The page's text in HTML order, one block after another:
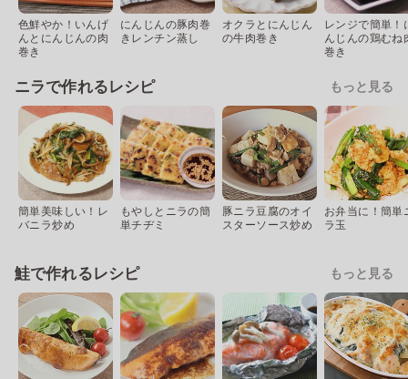
色鮮やか！いんげ
んとにんじんの肉
巻き
にんじんの豚肉巻
きレンチン蒸し
オクラとにんじん
の牛肉巻き
レンジで簡単！
んじんの鶏むね
巻き
ニラで作れるレシピ もっと見る
簡単美味しい！レ
バニラ炒め
もやしとニラの簡
単チヂミ
豚ニラ豆腐のオイ
スターソース炒め
お弁当に！簡単
ラ玉
鮭で作れるレシピ もっと見る